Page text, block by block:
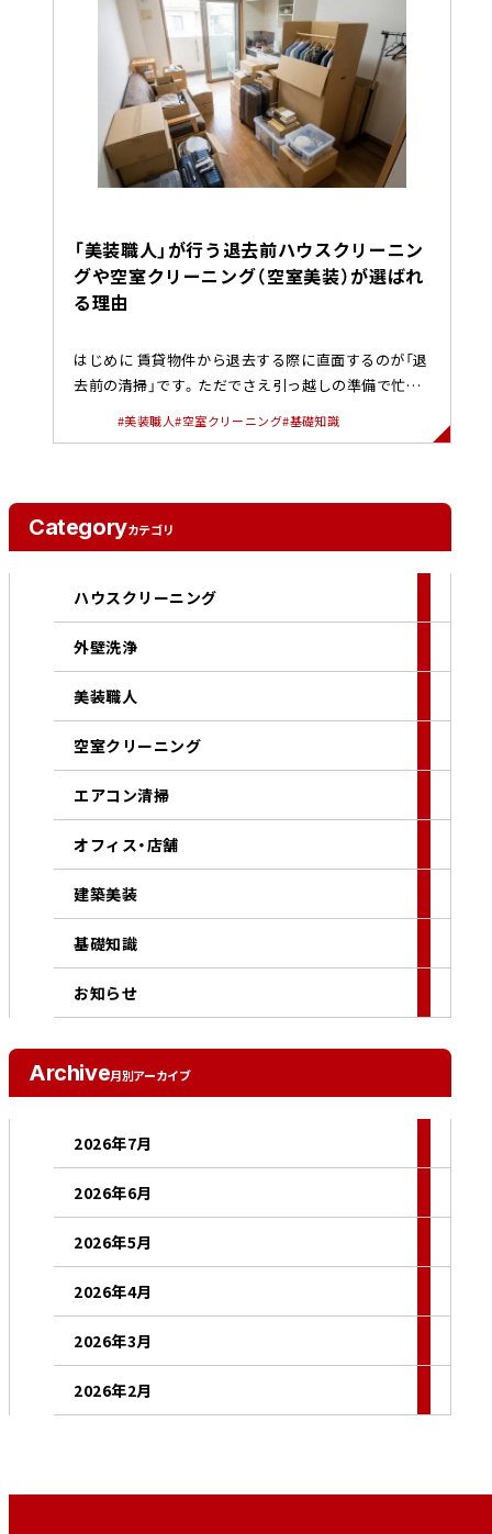
「美装職人」が行う退去前ハウスクリーニン
グや空室クリーニング（空室美装）が選ばれ
る理由
はじめに 賃貸物件から退去する際に直面するのが「退
去前の清掃」です。ただでさえ引っ越しの準備で忙し
い中「隅々まで掃除する...
#美装職人#空室クリーニング#基礎知識
Categoryカテゴリ
ハウスクリーニング
外壁洗浄
美装職人
空室クリーニング
エアコン清掃
オフィス・店舗
建築美装
基礎知識
お知らせ
Archive月別アーカイブ
2026年7月
2026年6月
2026年5月
2026年4月
2026年3月
2026年2月